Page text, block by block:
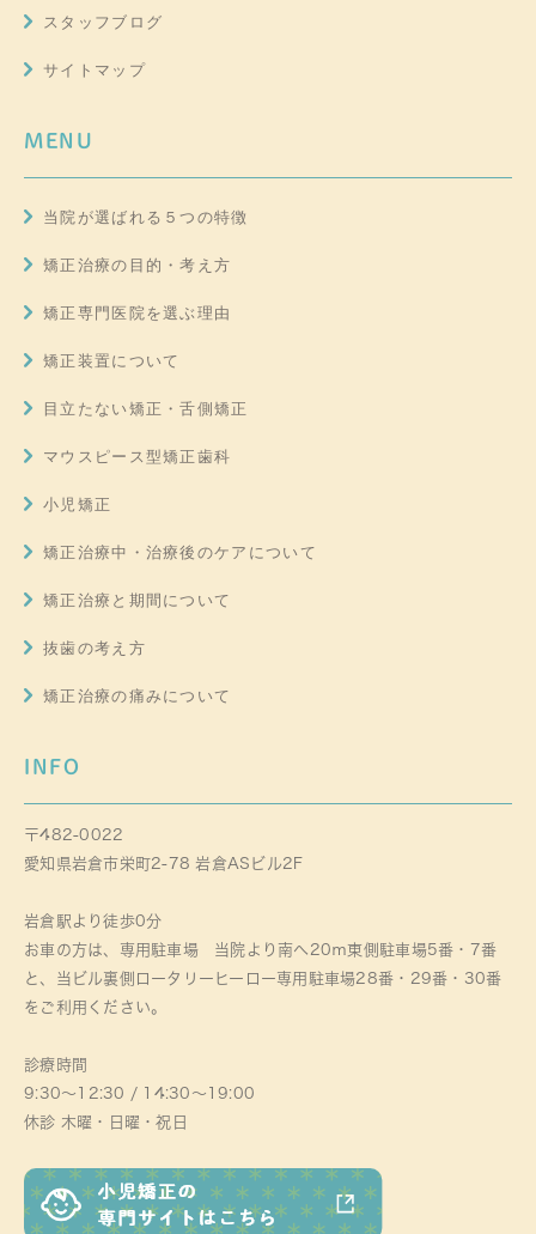
スタッフブログ
サイトマップ
MENU
当院が選ばれる５つの特徴
矯正治療の目的・考え方
矯正専門医院を選ぶ理由
矯正装置について
目立たない矯正・舌側矯正
マウスピース型矯正歯科
小児矯正
矯正治療中・治療後のケアについて
矯正治療と期間について
抜歯の考え方
矯正治療の痛みについて
INFO
〒482-0022
愛知県岩倉市栄町2-78 岩倉ASビル2F
岩倉駅より徒歩0分
お車の方は、専用駐車場 当院より南へ20ｍ東側駐車場5番・7番
と、当ビル裏側ロータリーヒーロー専用駐車場28番・29番・30番
をご利用ください。
診療時間
9:30～12:30 / 14:30～19:00
休診 木曜・日曜・祝日